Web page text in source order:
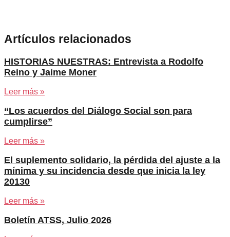
Artículos relacionados
HISTORIAS NUESTRAS: Entrevista a Rodolfo
Reino y Jaime Moner
Leer más »
“Los acuerdos del Diálogo Social son para
cumplirse”
Leer más »
El suplemento solidario, la pérdida del ajuste a la
mínima y su incidencia desde que inicia la ley
20130
Leer más »
Boletín ATSS, Julio 2026